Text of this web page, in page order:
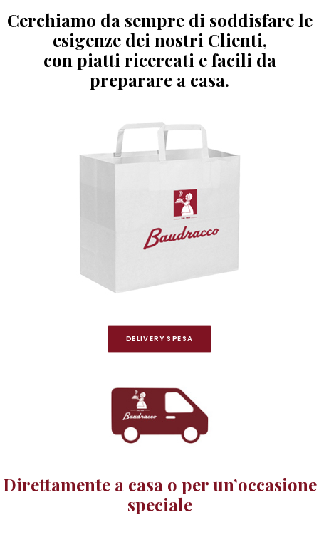
Cerchiamo da sempre di soddisfare le
esigenze dei nostri Clienti,
con piatti ricercati e facili da
preparare a casa.
DELIVERY SPESA
Direttamente a casa o per un’occasione
speciale